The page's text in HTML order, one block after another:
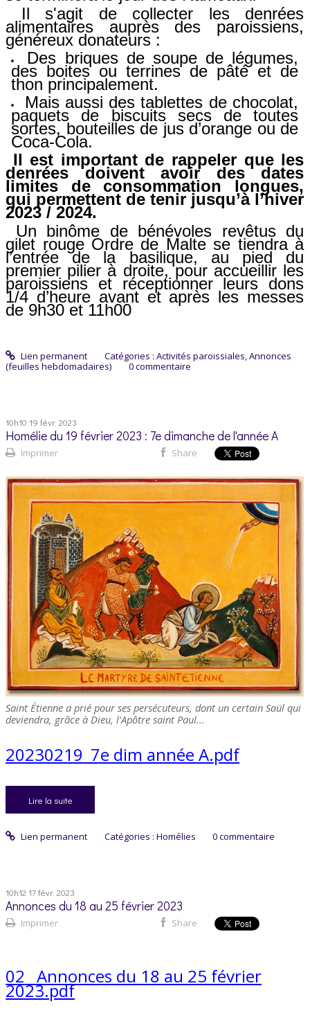
Il s'agit de collecter les denrées
alimentaires auprès des paroissiens,
généreux donateurs :
Des briques de soupe de légumes,
des boites ou terrines de pâté et de
thon principalement.
Mais aussi des tablettes de chocolat,
paquets de biscuits secs de toutes
sortes, bouteilles de jus d’orange ou de
Coca-Cola.
Il est important de rappeler que les
denrées doivent avoir des dates
limites de consommation longues,
qui permettent de tenir jusqu’à l’hiver
2023 / 2024.
Un binôme de bénévoles revêtus du
gilet rouge Ordre de Malte se tiendra à
l’entrée de la basilique, au pied du
premier pilier à droite, pour accueillir les
paroissiens et réceptionner leurs dons
1/4 d’heure avant et après les messes
de 9h30 et 11h00
Lien permanent Catégories : Activités paroissiales,Annonces
(feuilles hebdomadaires)
0commentaire
10h10 19 févr. 2023
Homélie du 19 février 2023 : 7e dimanche de l'année A
Imprimer Share
Saint Étienne a prié pour ses persécuteurs, dont un certain Saül qui
deviendra, grâce à Dieu, l'Apôtre saint Paul...
20230219_7e dim année A.pdf
Lire la suite
Lien permanent Catégories : Homélies 0commentaire
10h12 17févr. 2023
Annonces du 18 au 25 février 2023
Imprimer Share
02_ Annonces du 18 au 25 février
2023.pdf